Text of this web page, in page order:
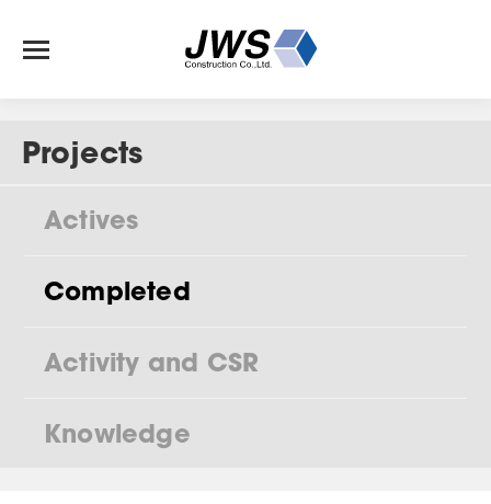
Projects
Actives
Completed
Activity and CSR
Knowledge